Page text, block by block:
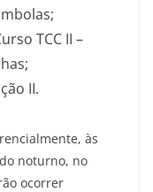
TCC II –
II.
às
noturno, no
ocorrer